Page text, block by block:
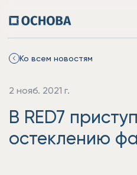
Ко всем новостям
2 нояб. 2021 г.
В RED7
остеклению